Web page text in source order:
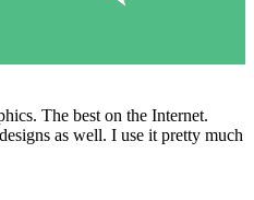
The best on the Internet.
as well. I use it pretty much